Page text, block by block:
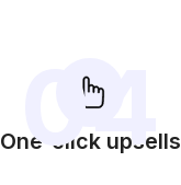
One-click upsells
04